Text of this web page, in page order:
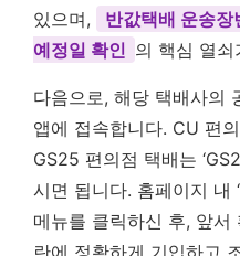
있으며,
반값택배 운송
예정일 확인 의 핵심 열쇠
다음으로, 해당 택배사의
앱에 접속합니다. CU 편
GS25 편의점 택배는
시면 됩니다. 홈페이지 내
메뉴를 클릭하신 후, 앞서
란에 정확하게 기입하고